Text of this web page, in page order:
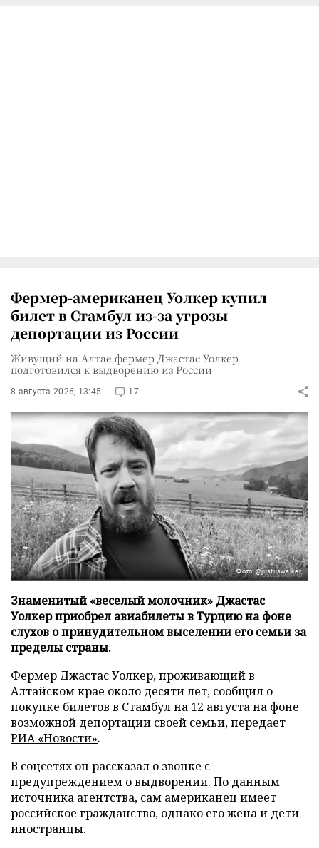
Фермер-американец Уолкер купил
билет в Стамбул из-за угрозы
депортации из России
Живущий на Алтае фермер Джастас Уолкер
подготовился к выдворению из России
8 августа 2026, 13:45 17
Фото: @justuswalker
Знаменитый «веселый молочник» Джастас
Уолкер приобрел авиабилеты в Турцию на фоне
слухов о принудительном выселении его семьи за
пределы страны.
Фермер Джастас Уолкер, проживающий в
Алтайском крае около десяти лет, сообщил о
покупке билетов в Стамбул на 12 августа на фоне
возможной депортации своей семьи, передает
РИА «Новости».
В соцсетях он рассказал о звонке с
предупреждением о выдворении. По данным
источника агентства, сам американец имеет
российское гражданство, однако его жена и дети
иностранцы.